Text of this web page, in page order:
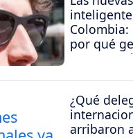
Colombia:
por qué
¿Qué
arribaron